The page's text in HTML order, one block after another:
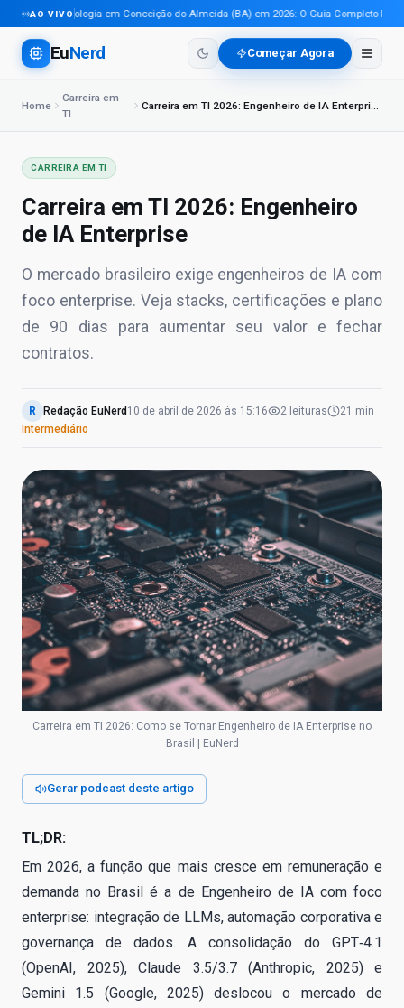
AO VIVO
Tecnologia em Conceição do Almeida (BA) em 2026: O Guia Completo Para
EuNerd Começar Agora
Home
Carreira em
TI
Carreira em TI 2026: Engenheiro de IA Enterprise
CARREIRA EM TI
Carreira em TI 2026: Engenheiro
de IA Enterprise
O mercado brasileiro exige engenheiros de IA com
foco enterprise. Veja stacks, certificações e plano
de 90 dias para aumentar seu valor e fechar
contratos.
R Redação EuNerd 10 de abril de 2026 às 15:16 2 leituras
21 min
Intermediário
Carreira em TI 2026: Como se Tornar Engenheiro de IA Enterprise no
Brasil | EuNerd
Gerar podcast deste artigo
TL;DR:
Em 2026, a função que mais cresce em remuneração e
demanda no Brasil é a de Engenheiro de IA com foco
enterprise: integração de LLMs, automação corporativa e
governança de dados. A consolidação do GPT‑4.1
(OpenAI, 2025), Claude 3.5/3.7 (Anthropic, 2025) e
Gemini 1.5 (Google, 2025) deslocou o mercado de